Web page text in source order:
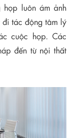
họp luôn ám ảnh
tác động tâm lý
cuộc họp. Các
đến từ nội thất